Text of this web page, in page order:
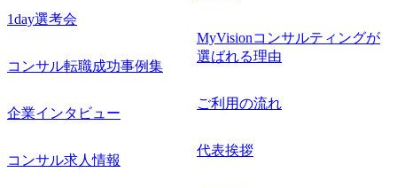
1day選考会
コンサル転職成功事例集
企業インタビュー
コンサル求人情報
MyVisionコンサルティングが
選ばれる理由
ご利用の流れ
代表挨拶